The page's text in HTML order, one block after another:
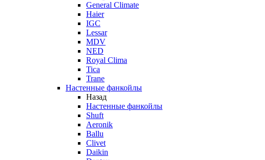
General Climate
Haier
IGC
Lessar
MDV
NED
Royal Clima
Tica
Trane
Настенные фанкойлы
Назад
Настенные фанкойлы
Shuft
Aeronik
Ballu
Clivet
Daikin